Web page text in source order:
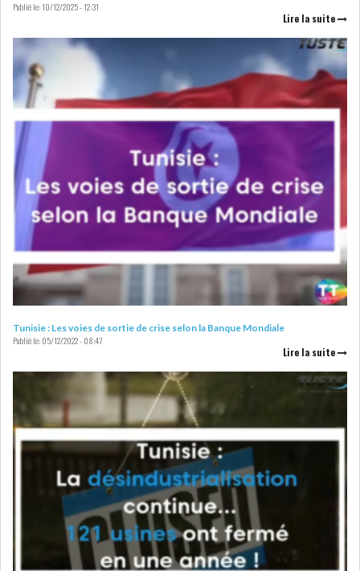
LE CALENDRIER FISCAL ET
SOCIAL 2021: LES...
RSS
ECONOMIE
ACTUALITÉS
EMPLOI
PRIVATISATION
ACTUALITÉS DES
SOCIÉTÉS
DEVISES
LOI DE FINANCE
MATIÈRES PREMIÈRES RATING
MÉDIAS EDUCATION
TOURISME
DONNÉES
Publié le:10/12/2025 - 12:31
Lire la suite
Tunisie : Les voies de sortie de crise selon la Banque Mondiale
Publié le:05/12/2022 - 08:47
Lire la suite